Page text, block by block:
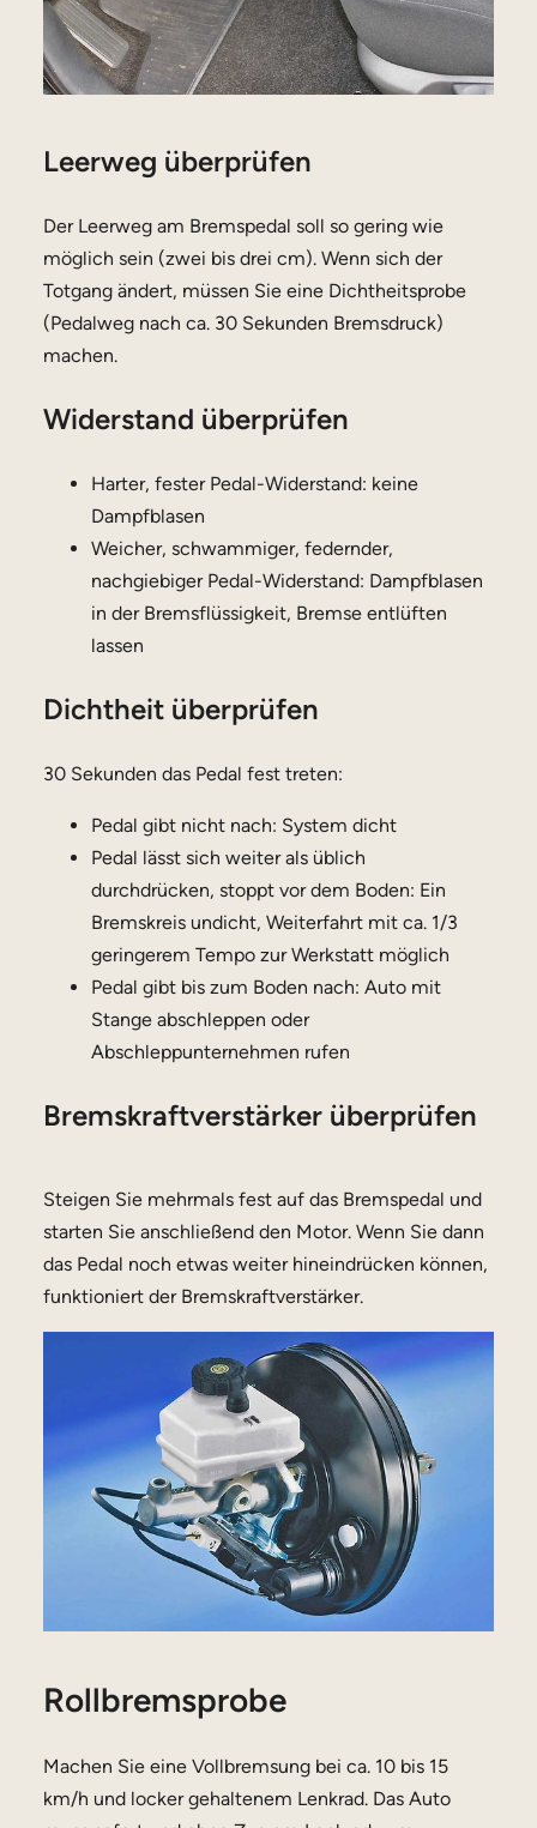
Leerweg überprüfen
Der Leerweg am Bremspedal soll so gering wie
möglich sein (zwei bis drei cm). Wenn sich der
Totgang ändert, müssen Sie eine Dichtheitsprobe
(Pedalweg nach ca. 30 Sekunden Bremsdruck)
machen.
Widerstand überprüfen
Harter, fester Pedal-Widerstand: keine
Dampfblasen
Weicher, schwammiger, federnder,
nachgiebiger Pedal-Widerstand: Dampfblasen
in der Bremsflüssigkeit, Bremse entlüften
lassen
Dichtheit überprüfen
30 Sekunden das Pedal fest treten:
Pedal gibt nicht nach: System dicht
Pedal lässt sich weiter als üblich
durchdrücken, stoppt vor dem Boden: Ein
Bremskreis undicht, Weiterfahrt mit ca. 1/3
geringerem Tempo zur Werkstatt möglich
Pedal gibt bis zum Boden nach: Auto mit
Stange abschleppen oder
Abschleppunternehmen rufen
Bremskraftverstärker überprüfen
Steigen Sie mehrmals fest auf das Bremspedal und
starten Sie anschließend den Motor. Wenn Sie dann
das Pedal noch etwas weiter hineindrücken können,
funktioniert der Bremskraftverstärker.
Rollbremsprobe
Machen Sie eine Vollbremsung bei ca. 10 bis 15
km/h und locker gehaltenem Lenkrad. Das Auto